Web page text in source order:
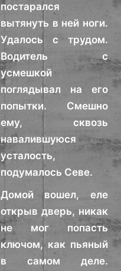
постарался
вытянуть в ней ноги.
Удалось с трудом.
Водитель с
усмешкой
поглядывал на его
попытки. Смешно
ему, сквозь
навалившуюся
усталость,
подумалось Севе.
Домой вошел, еле
открыв дверь, никак
не мог попасть
ключом, как пьяный
в самом деле.